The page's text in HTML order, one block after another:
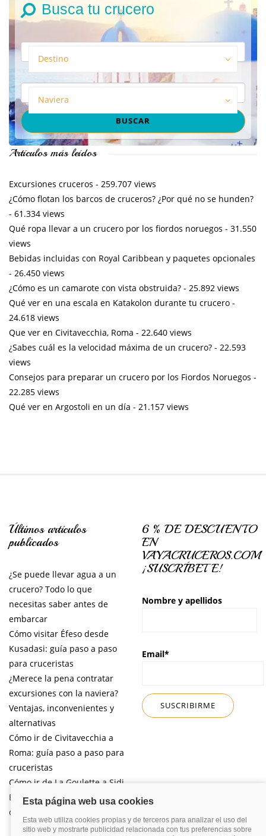
Busca tu crucero
Destino
Naviera
Artículos más leídos
Excursiones cruceros - 259.707 views
¿Cómo flotan los barcos de cruceros? ¿Por qué no se hunden?
- 61.334 views
Qué ropa llevar a un crucero por los fiordos noruegos - 31.550
views
Bebidas incluidas con Royal Caribbean y paquetes opcionales
- 26.450 views
¿Cómo es un camarote con vista obstruida? - 25.892 views
Qué ver en una escala en Katakolon durante tu crucero -
24.618 views
Que ver en Civitavecchia, Roma - 22.640 views
¿Sabes cuál es la velocidad máxima de un crucero? - 22.593
views
Consejos para preparar un crucero por los Fiordos Noruegos -
22.285 views
Qué ver en Argostoli en un día - 21.157 views
Últimos artículos
publicados
¿Se puede llevar agua a un
crucero? Todo lo que
necesitas saber antes de
embarcar
Cómo visitar Éfeso desde
Kusadasi: guía paso a paso
para cruceristas
¿Merece la pena contratar
excursiones con la naviera?
Ventajas, inconvenientes y
alternativas
Cómo ir de Civitavecchia a
Roma: guía paso a paso para
cruceristas
Cómo ir de La Goulette a Sidi
Bou Said por libre desde tu
crucero
6 % DE DESCUENTO
EN
VAYACRUCEROS.COM
¡SUSCRÍBETE!
Nombre y apellidos
Email*